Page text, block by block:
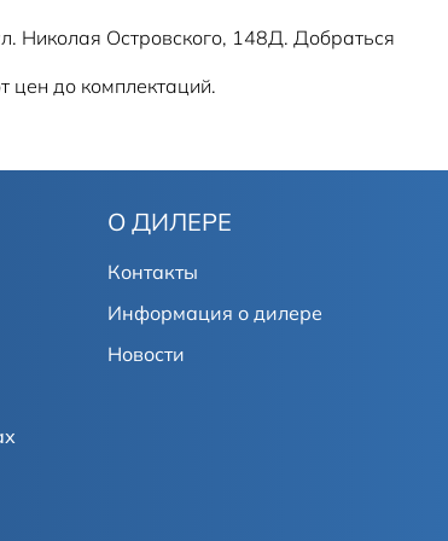
Николая Островского, 148Д. Добраться
цен до комплектаций.
О ДИЛЕРЕ
Контакты
Информация о дилере
Новости